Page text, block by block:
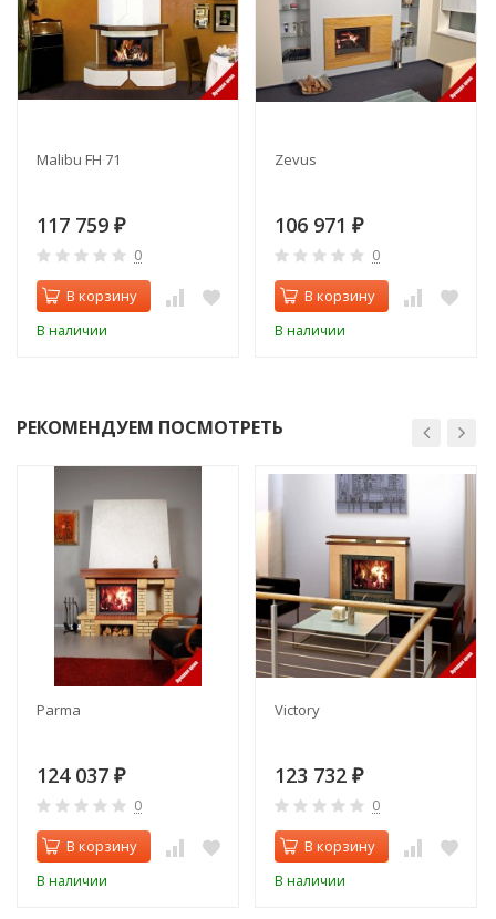
Malibu FH 71
117 759 ₽
0
В корзину
В наличии
Zevus
106 971 ₽
0
В корзину
В наличии
РЕКОМЕНДУЕМ ПОСМОТРЕТЬ
Parma
124 037 ₽
0
В корзину
В наличии
Victory
123 732 ₽
0
В корзину
В наличии